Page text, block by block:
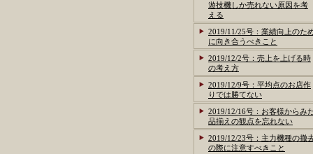
遊技機しか売れない原因を考
える
2019/11/25号：業績向上のた
に向き合うべきこと
2019/12/2号：売上を上げる時
の考え方
2019/12/9号：平均点のお店作
りでは勝てない
2019/12/16号：お客様からみ
品揃えの観点を忘れない
2019/12/23号：主力機種の撤
の際に注意すべきこと